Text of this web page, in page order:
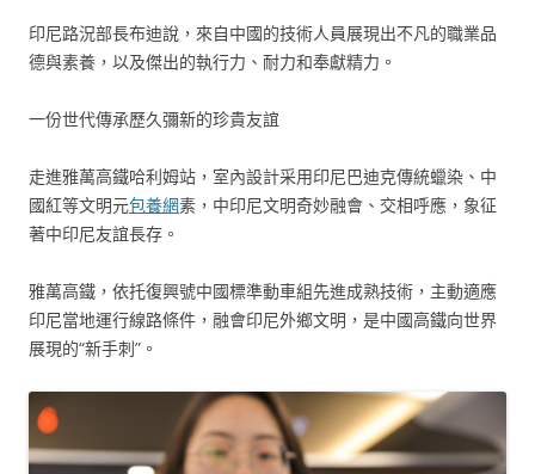
印尼路況部長布迪說，來自中國的技術人員展現出不凡的職業品
德與素養，以及傑出的執行力、耐力和奉獻精力。
一份世代傳承歷久彌新的珍貴友誼
走進雅萬高鐵哈利姆站，室內設計采用印尼巴迪克傳統蠟染、中
國紅等文明元包養網素，中印尼文明奇妙融會、交相呼應，象征
著中印尼友誼長存。
雅萬高鐵，依托復興號中國標準動車組先進成熟技術，主動適應
印尼當地運行線路條件，融會印尼外鄉文明，是中國高鐵向世界
展現的“新手刺”。